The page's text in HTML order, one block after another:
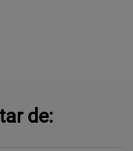
de: